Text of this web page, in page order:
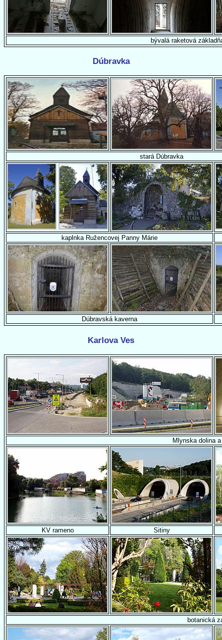
bývalá raketová
Dúbravka
stará Dúbravka
kaplnka Ružencovej Panny Márie
Dúbravská kaverna
Karlova Ves
Mlynska dolina
KV rameno Sitiny
botanická